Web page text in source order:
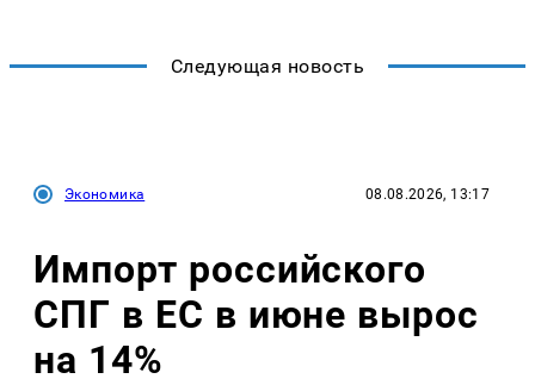
Следующая новость
Экономика 08.08.2026, 13:17
Импорт российского
СПГ в ЕС в июне вырос
на 14%